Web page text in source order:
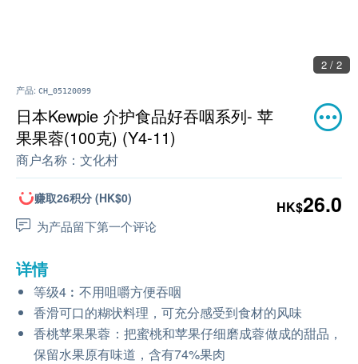
2 / 2
产品: CH_05120099
日本Kewpie 介护食品好吞咽系列- 苹
果果蓉(100克) (Y4-11)
商户名称： 文化村
赚取26积分 (HK$0)
为产品留下第一个评论
HK$26.0
详情
等级4︰不用咀嚼方便吞咽
香滑可口的糊状料理，可充分感受到食材的风味
香桃苹果果蓉：把蜜桃和苹果仔细磨成蓉做成的甜品，
保留水果原有味道，含有74%果肉